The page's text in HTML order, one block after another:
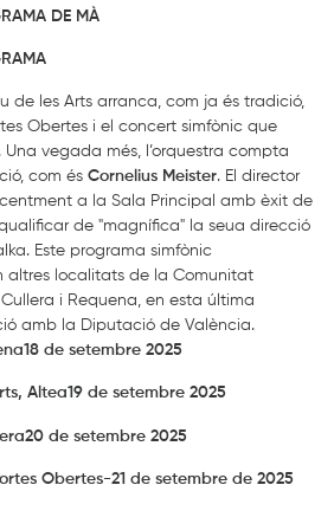
DE MÀ
de les Arts arranca, com ja és tradició,
Obertes i el concert simfònic que
Una vegada més, l’orquestra compta
com és Cornelius Meister. El director
a la Sala Principal amb èxit de
de "magnífica" la seua direcció
Este programa simfònic
altres localitats de la Comunitat
i Requena, en esta última
amb la Diputació de València.
18 de setembre 2025
Altea19 de setembre 2025
20 de setembre 2025
Obertes-21 de setembre de 2025